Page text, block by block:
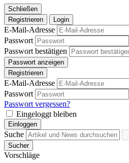
Schließen
Registrieren
Login
E-Mail-Adresse
Passwort
Passwort bestätigen
Passwort anzeigen
Registrieren
E-Mail-Adresse
Passwort
Passwort vergessen?
Eingeloggt bleiben
Einloggen
Suche
Sucher
Vorschläge